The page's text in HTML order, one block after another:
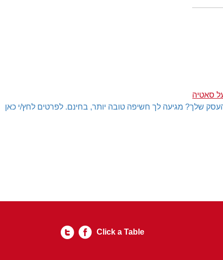
סאטיה
שלך? מגיעה לך חשיפה טובה יותר, בחינם. לפרטים לחץ/י כאן
Click a Table